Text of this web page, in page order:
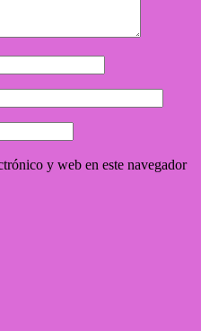
y web en este navegador